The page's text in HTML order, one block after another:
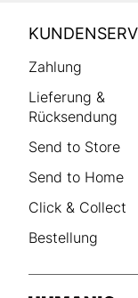
Footer
Zahlung
Lieferung &
Rücksendung
Send to Store
Send to Home
Click & Collect
Bestellung